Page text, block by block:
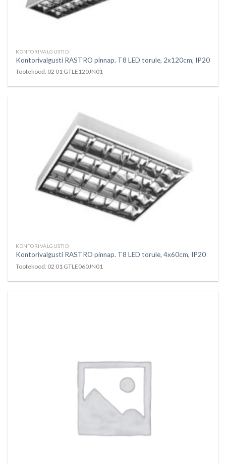
KONTORIVALGUSTID
Kontorivalgusti RASTRO pinnap. T8 LED torule, 2x120cm, IP20
Tootekood: 02 01 GTLE120JN01
KONTORIVALGUSTID
Kontorivalgusti RASTRO pinnap. T8 LED torule, 4x60cm, IP20
Tootekood: 02 01 GTLE060JN01